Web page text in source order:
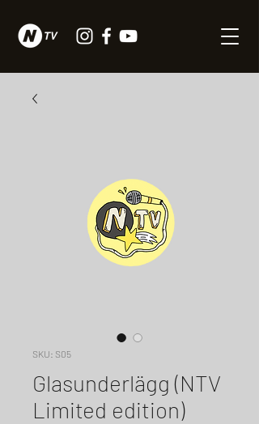
SKU: S05
Glasunderlägg (NTV
Limited edition)